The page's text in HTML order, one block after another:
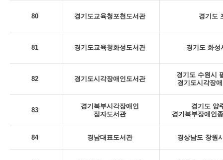
80 경기도교육청포천도서관 경기도
81 경기도교육청화성도서관 경기도 화성
82 경기도시각장애인도서관
경기도 수원시
경기도시각장
83
경기북부시각장애인
점자도서관
경기도 양
경기북부장애인
84 경남대표도서관 경상남도 창원